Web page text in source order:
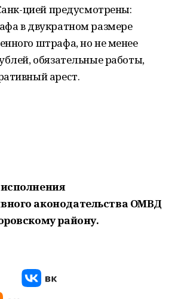
цией предусмотрены:
в двукратном размере
штрафа, но не менее
обязательные работы,
арест.
аконодательства ОМВД
району.